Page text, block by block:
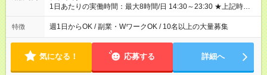
1日あたりの実働時間：最大8時間/日 14:30～23:30 ★上記時間
から1日3時間～OK ★週1日～OK◎ ※22時以降勤務は18歳以上
(法令による) ■自由シフト制 シフトのご相談はお気軽にどうぞ！
特徴 週1日からOK / 副業・WワークOK / 10名以上の大量募集
気になる！ 応募する 詳細へ